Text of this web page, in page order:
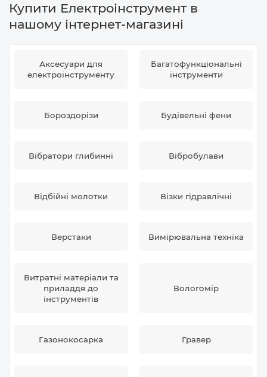
Купити Електроінструмент в
нашому інтернет-магазині
Аксесуари для
електроінструменту
Багатофункціональні
інструменти
Бороздорізи Будівельні фени
Вібратори глибинні Вібробулави
Відбійні молотки Візки гідравлічні
Верстаки Вимірювальна техніка
Витратні матеріали та
приладдя до
інструментів
Вологомір
Газонокосарка Гравер